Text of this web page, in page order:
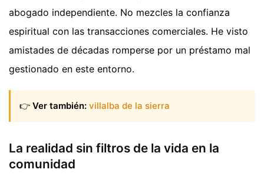
abogado independiente. No mezcles la confianza
espiritual con las transacciones comerciales. He visto
amistades de décadas romperse por un préstamo mal
gestionado en este entorno.
👉 Ver también: villalba de la sierra
La realidad sin filtros de la vida en la
comunidad